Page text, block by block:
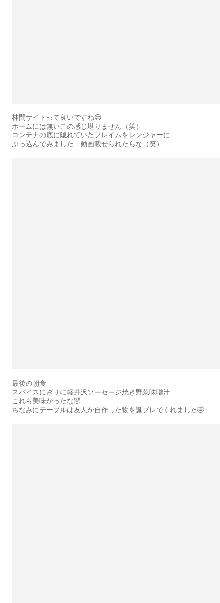
林間サイトって良いですね😊
ホームには無いこの感じ堪りません（笑）
コンテナの底に隠れていたフレイムをレンジャーに
ぶっ込んでみました 動画載せられたらな（笑）
最後の朝食
スパイスにぎりに軽井沢ソーセージ焼き野菜味噌汁
これも美味かったな🤣
ちなみにテーブルは友人が自作した物を誕プレでくれました🤣